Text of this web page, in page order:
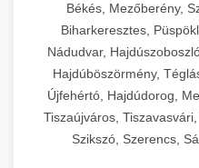
Békés, Mezőberény,
Biharkeresztes,
Nádudvar,
Hajdúböszörmény,
Újfehértó, Hajdúdorog,
Tiszaújváros,
Szikszó, Szerencs,